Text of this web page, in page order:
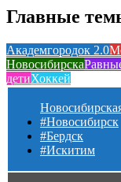
Главные
Академгородок 2.0
Новосибирска
детиХоккей
#Новосибирск
#Бердск
#Искитим